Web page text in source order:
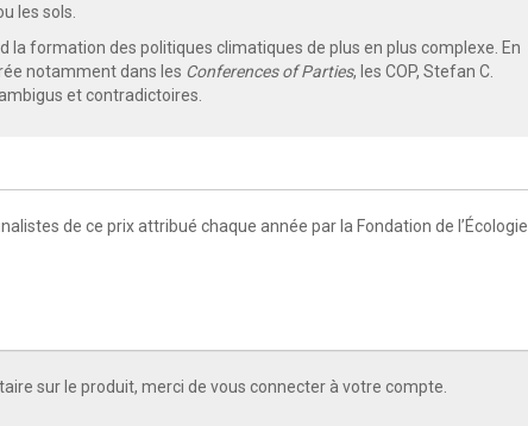
les sols.
la formation des politiques climatiques de plus en plus complexe. En
notamment dans les Conferences of Parties, les COP, Stefan C.
et contradictoires.
de ce prix attribué chaque année par la Fondation de l’Écologie
sur le produit, merci de vous connecter à votre compte.